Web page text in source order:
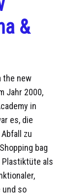
&
the new
Jahr 2000,
in
es, die
zu
bag
Plastiktüte als
und so